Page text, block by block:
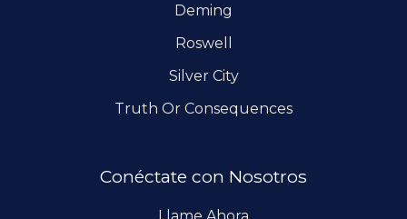
Deming
Roswell
Silver City
Truth Or Consequences
Conéctate con Nosotros